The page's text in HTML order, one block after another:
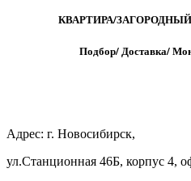
КВАРТИРА/
Подбор/Доставка/М
Адрес: г. Новосибирск,
ул.Станционная 46Б, корпус 4,